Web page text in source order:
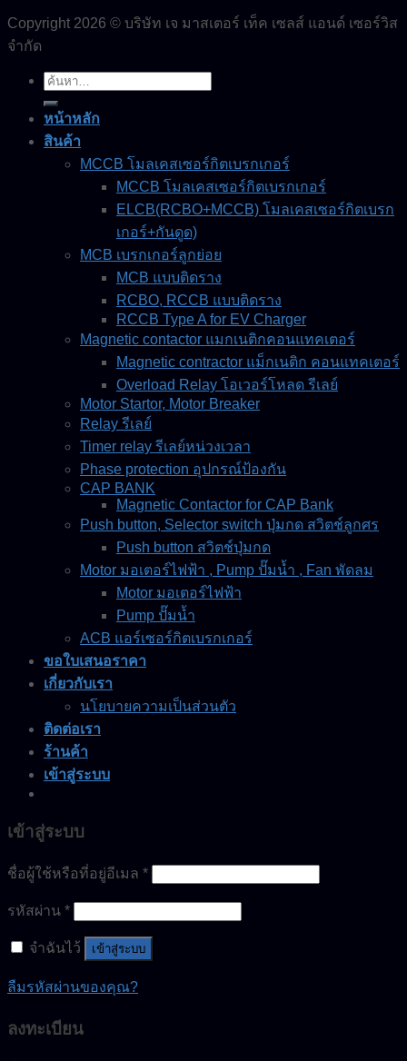
Copyright 2026 © บริษัท เจ มาสเตอร์ เท็ค เซลส์ แอนด์ เซอร์วิส
จำกัด
ค้นหา:
หน้าหลัก
สินค้า
MCCB โมลเคสเซอร์กิตเบรกเกอร์
MCCB โมลเคสเซอร์กิตเบรกเกอร์
ELCB(RCBO+MCCB) โมลเคสเซอร์กิตเบรก
เกอร์+กันดูด)
MCB เบรกเกอร์ลูกย่อย
MCB แบบติดราง
RCBO, RCCB แบบติดราง
RCCB Type A for EV Charger
Magnetic contactor แมกเนติกคอนแทคเตอร์
Magnetic contractor แม็กเนติก คอนแทคเตอร์
Overload Relay โอเวอร์โหลด รีเลย์
Motor Startor, Motor Breaker
Relay รีเลย์
Timer relay รีเลย์หน่วงเวลา
Phase protection อุปกรณ์ป้องกัน
CAP BANK
Magnetic Contactor for CAP Bank
Push button, Selector switch ปุ่มกด สวิตช์ลูกศร
Push button สวิตช์ปุ่มกด
Motor มอเตอร์ไฟฟ้า , Pump ปั๊มน้ำ , Fan พัดลม
Motor มอเตอร์ไฟฟ้า
Pump ปั๊มน้ำ
ACB แอร์เซอร์กิตเบรกเกอร์
ขอใบเสนอราคา
เกี่ยวกับเรา
นโยบายความเป็นส่วนตัว
ติดต่อเรา
ร้านค้า
เข้าสู่ระบบ
เข้าสู่ระบบ
ชื่อผู้ใช้หรือที่อยู่อีเมล *
รหัสผ่าน *
จำฉันไว้ เข้าสู่ระบบ
ลืมรหัสผ่านของคุณ?
ลงทะเบียน